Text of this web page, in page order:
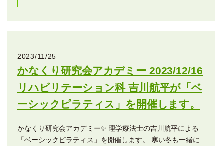
2023/11/25
かなくり研究会アカデミー 2023/12/16
リハビリテーション科 吉川航平が「ベ
ーシックピラティス」を開催します。
かなくり研究会アカデミー✨ 理学療法士の吉川航平による
「ベーシックピラティス」を開催します。 寒い冬も一緒に